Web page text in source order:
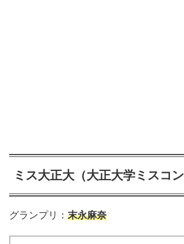
ミス大正大（大正大学ミスコン
グランプリ： 末永麻奈